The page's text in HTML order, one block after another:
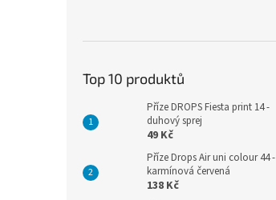
Top 10 produktů
Příze DROPS Fiesta print 14 -
duhový sprej
49 Kč
Příze Drops Air uni colour 44 -
karmínová červená
138 Kč